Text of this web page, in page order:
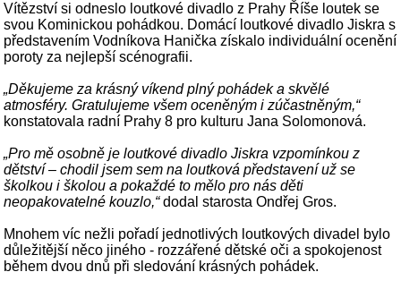
Vítězství si odneslo loutkové divadlo z Prahy Říše loutek se
svou Kominickou pohádkou. Domácí loutkové divadlo Jiskra s
představením Vodníkova Hanička získalo individuální ocenění
poroty za nejlepší scénografii.
„Děkujeme za krásný víkend plný pohádek a skvělé
atmosféry. Gratulujeme všem oceněným i zúčastněným,“
konstatovala radní Prahy 8 pro kulturu Jana Solomonová.
„Pro mě osobně je loutkové divadlo Jiskra vzpomínkou z
dětství – chodil jsem sem na loutková představení už se
školkou i školou a pokaždé to mělo pro nás děti
neopakovatelné kouzlo,“dodal starosta Ondřej Gros.
Mnohem víc nežli pořadí jednotlivých loutkových divadel bylo
důležitější něco jiného - rozzářené dětské oči a spokojenost
během dvou dnů při sledování krásných pohádek.